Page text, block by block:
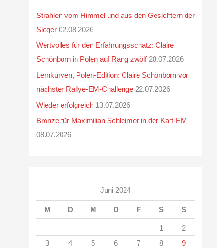
Strahlen vom Himmel und aus den Gesichtern der
Sieger 02.08.2026
Wertvolles für den Erfahrungsschatz: Claire
Schönborn in Polen auf Rang zwölf 28.07.2026
Lernkurven, Polen-Edition: Claire Schönborn vor
nächster Rallye-EM-Challenge 22.07.2026
Wieder erfolgreich 13.07.2026
Bronze für Maximilian Schleimer in der Kart-EM
08.07.2026
Juni 2024
M D M D F S S
1
2
3
4 5 6 7 8
9